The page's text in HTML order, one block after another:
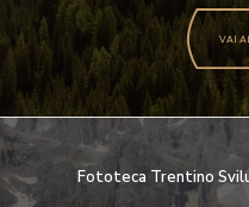
VAI
Fototeca Trentino